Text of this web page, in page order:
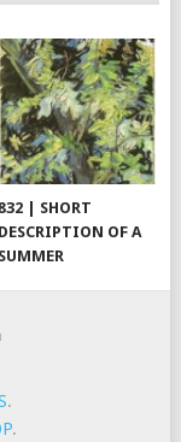
| SHORT
DESCRIPTION OF A
SUMMER
.
.